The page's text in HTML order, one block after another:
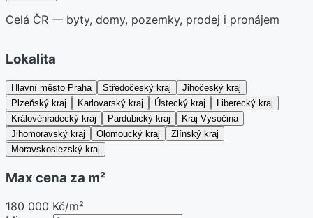
Celá ČR — byty, domy, pozemky, prodej i pronájem
Lokalita
Hlavní město Praha Středočeský kraj
Jihočeský kraj
Plzeňský kraj
Karlovarský kraj Ústecký kraj
Liberecký kraj
Královéhradecký kraj
Pardubický kraj
Kraj Vysočina
Jihomoravský kraj
Olomoucký kraj
Zlínský kraj
Moravskoslezský kraj
Max cena za m²
180 000 Kč/m²